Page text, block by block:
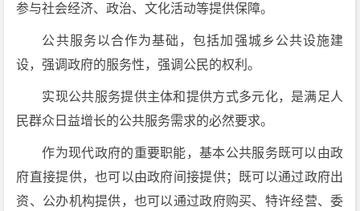
参与社会经济、政治、文化活动等提供保障。
公共服务以合作为基础，包括加强城乡公共设施建
设，强调政府的服务性，强调公民的权利。
实现公共服务提供主体和提供方式多元化，是满足人
民群众日益增长的公共服务需求的必然要求。
作为现代政府的重要职能，基本公共服务既可以由政
府直接提供，也可以由政府间接提供；既可以通过政府出
资、公办机构提供，也可以通过政府购买、特许经营、委